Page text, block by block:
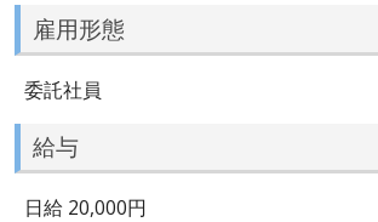
雇用形態
委託社員
給与
日給 20,000円